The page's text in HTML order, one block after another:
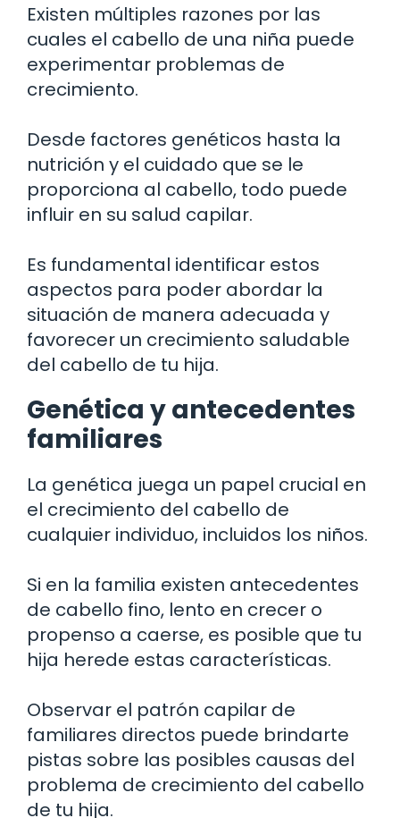
Existen múltiples razones por las
cuales el cabello de una niña puede
experimentar problemas de
crecimiento.
Desde factores genéticos hasta la
nutrición y el cuidado que se le
proporciona al cabello, todo puede
influir en su salud capilar.
Es fundamental identificar estos
aspectos para poder abordar la
situación de manera adecuada y
favorecer un crecimiento saludable
del cabello de tu hija.
Genética y antecedentes
familiares
La genética juega un papel crucial en
el crecimiento del cabello de
cualquier individuo, incluidos los niños.
Si en la familia existen antecedentes
de cabello fino, lento en crecer o
propenso a caerse, es posible que tu
hija herede estas características.
Observar el patrón capilar de
familiares directos puede brindarte
pistas sobre las posibles causas del
problema de crecimiento del cabello
de tu hija.